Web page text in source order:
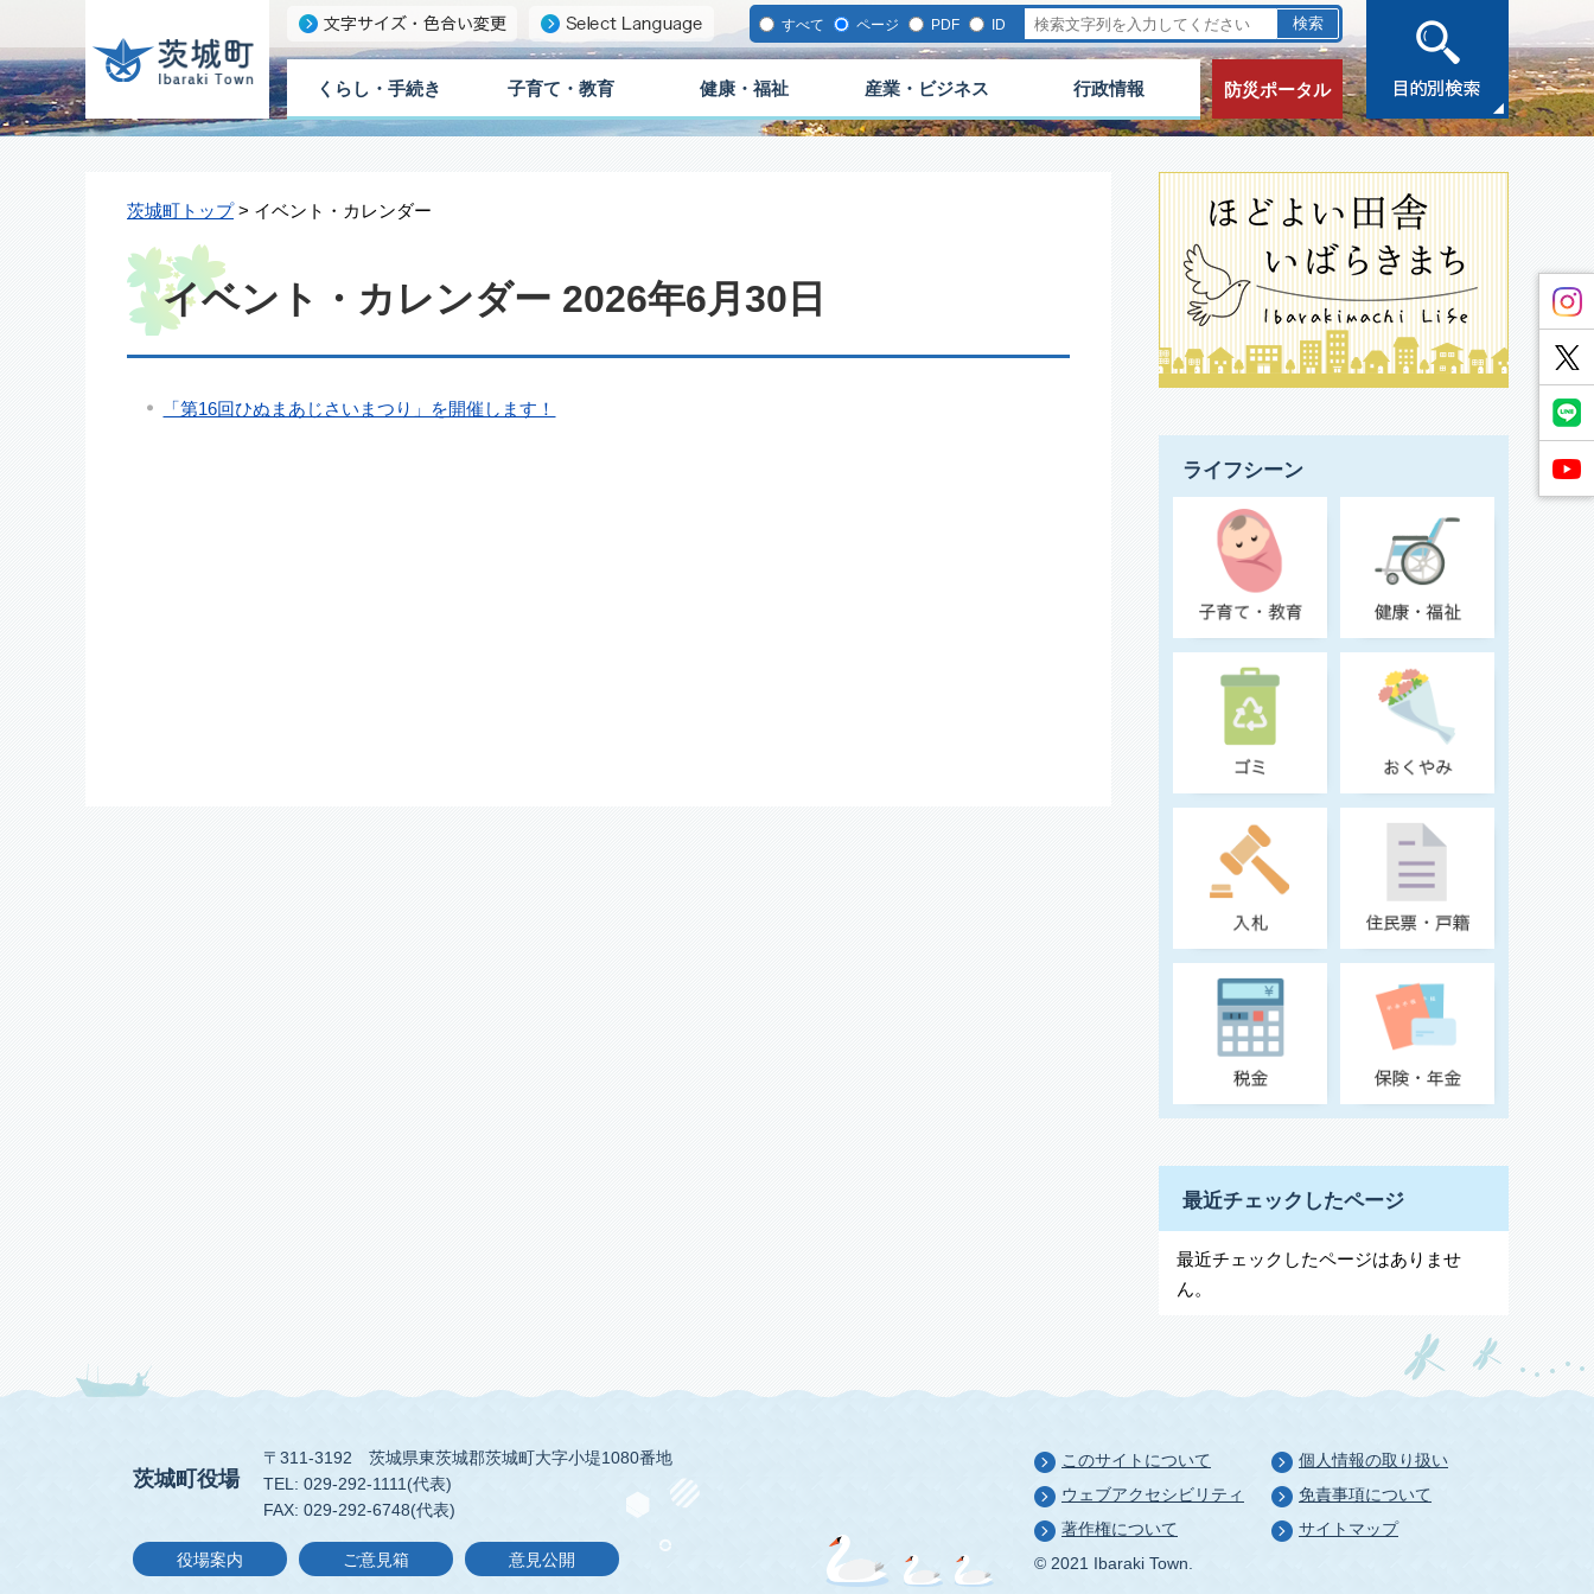
すべて ページ PDF ID
くらし・手続き 子育て・教育 健康・福祉 産業・ビジネス 行政情報 防災ポータル
茨城町トップ> イベント・カレンダー
イベント・カレンダー 2026年6月30日
「第16回ひぬまあじさいまつり」を開催します！
ライフシーン
最近チェックしたページ
最近チェックしたページはありませ
ん。
茨城町役場
〒311-3192
茨城県東茨城郡茨城町大字小堤1080番地
TEL: 029-292-1111(代表)
FAX: 029-292-6748(代表)
役場案内 ご意見箱 意見公開
このサイトについて
個人情報の取り扱い
ウェブアクセシビリティ
免責事項について
著作権について
サイトマップ
© 2021 Ibaraki Town.